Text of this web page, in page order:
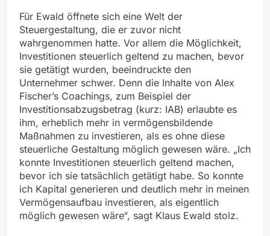
Für Ewald öffnete sich eine Welt der
Steuergestaltung, die er zuvor nicht
wahrgenommen hatte. Vor allem die Möglichkeit,
Investitionen steuerlich geltend zu machen, bevor
sie getätigt wurden, beeindruckte den
Unternehmer schwer. Denn die Inhalte von Alex
Fischer’s Coachings, zum Beispiel der
Investitionsabzugsbetrag (kurz: IAB) erlaubte es
ihm, erheblich mehr in vermögensbildende
Maßnahmen zu investieren, als es ohne diese
steuerliche Gestaltung möglich gewesen wäre. „Ich
konnte Investitionen steuerlich geltend machen,
bevor ich sie tatsächlich getätigt habe. So konnte
ich Kapital generieren und deutlich mehr in meinen
Vermögensaufbau investieren, als eigentlich
möglich gewesen wäre“, sagt Klaus Ewald stolz.